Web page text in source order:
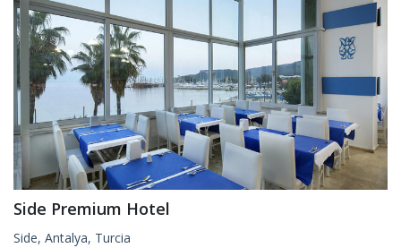
Side Premium Hotel
Side, Antalya, Turcia